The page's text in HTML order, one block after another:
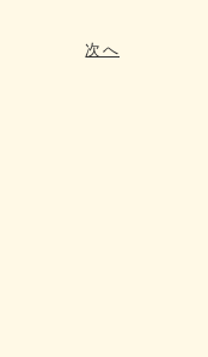
次へ